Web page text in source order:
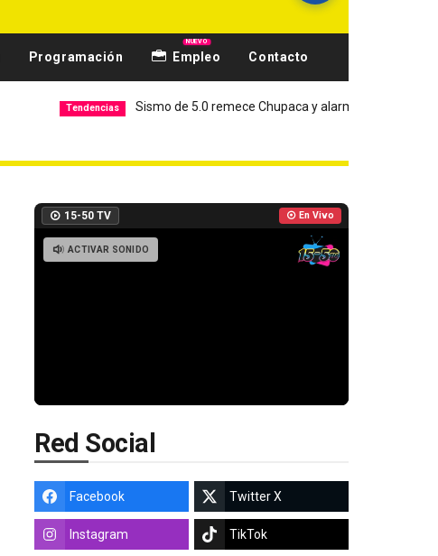
Programación Empleo
NUEVO
Contacto
Sismo de 5.0 remece Chupaca y alarma a Junín
15-50 TV En Vivo
ACTIVAR SONIDO
Red Social
Facebook Twitter X
Instagram TikTok